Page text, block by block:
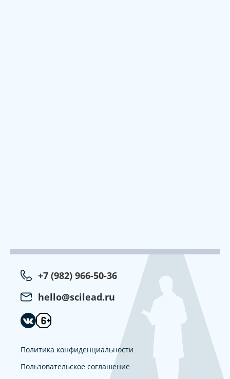
+7 (982) 966-50-36
hello@scilead.ru
Политика конфиденциальности
Пользовательское соглашение